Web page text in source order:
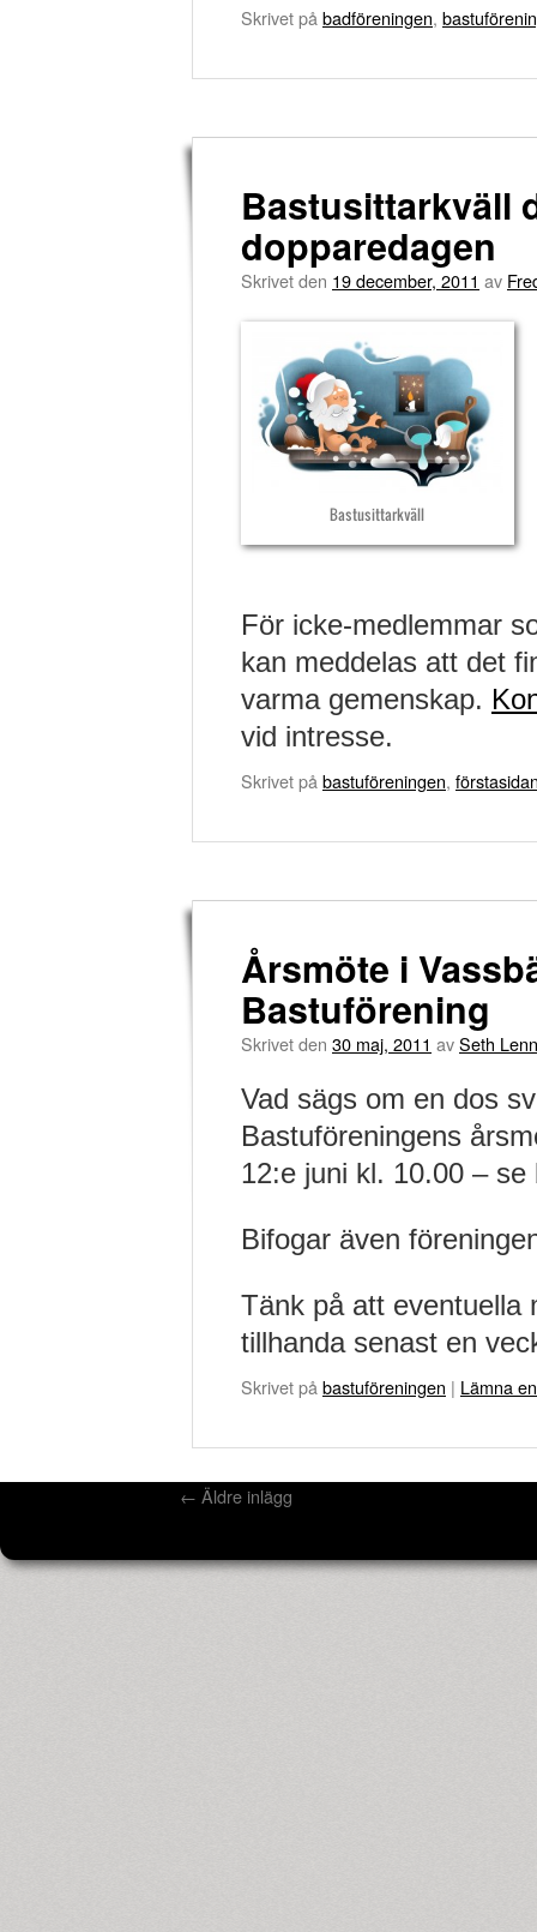
Skrivet på badföreningen,
Bastusittarkväll
dopparedagen
Skrivet den 19 december, 2011 av
Bastusittarkväll
För icke-medlemmar
kan meddelas att det
varma gemenskap.
vid intresse.
Skrivet på bastuföreningen,
Årsmöte i
Bastuförening
Skrivet den 30 maj, 2011 avSeth
Vad sägs om en dos
Bastuföreningens
12:e juni kl. 10.00 –
Bifogar även
Tänk på att eventuella
tillhanda senast en
Skrivet på bastuföreningen | Lämna
← Äldre inlägg